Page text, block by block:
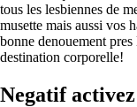
tous les lesbiennes de
musette mais aussi vos
bonne denouement
destination corporelle!
Negatif